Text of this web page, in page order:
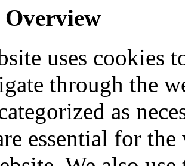
uses cookies
through the
as
essential for